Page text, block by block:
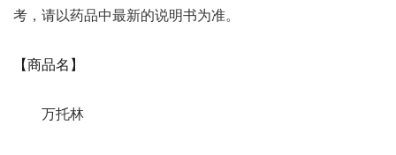
考，请以药品中最新的说明书为准。
【商品名】
万托林